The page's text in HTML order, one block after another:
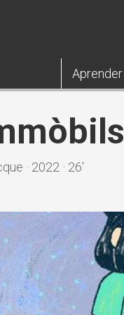
Aprender
· 2022 · 26'